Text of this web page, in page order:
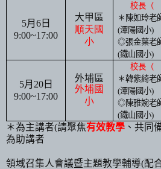
5月 6日
9:00~17:00
大甲區
順天國
小
校長（
＊ 陳如玲老
(潭陽國小)
◎張金葉老
(鐵山國小)
5月 20日
9:00~17:00
外埔區
外埔國
小
校長（
＊韓紫綺老
(潭陽國小)
◎陳雅婉老
(鐵山國小)
＊為主講者(請聚焦有效教學 、共同
為助講者
領域召集人會議暨主題教學輔導(配